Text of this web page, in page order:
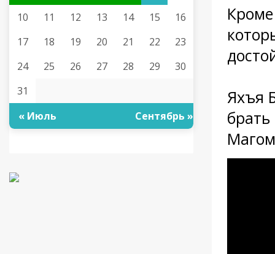
10
11 12 13 14 15
16
17
18 19 20 21 22
23
24
25 26 27 28 29
30
31
« Июль
Сентябрь »
Яхъя